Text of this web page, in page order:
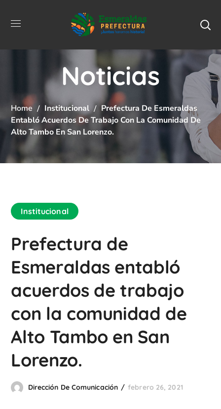
Noticias
Home Institucional
Prefectura De Esmeraldas
Entabló Acuerdos De Trabajo Con La Comunidad De
Alto Tambo En San Lorenzo.
Institucional
Prefectura de
Esmeraldas entabló
acuerdos de trabajo
con la comunidad de
Alto Tambo en San
Lorenzo.
Dirección De Comunicación febrero 26, 2021